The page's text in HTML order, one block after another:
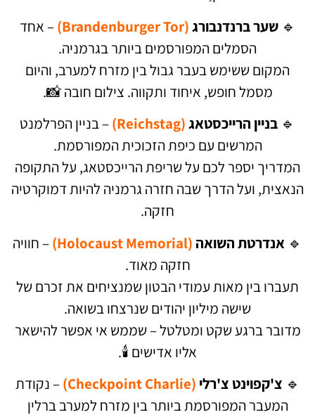
🔹שער ברנדנבורג(Brandenburger Tor)
– אחד
הסמלים המפורסמים ביותר בגרמניה.
המקום ששימש בעבר גבול בין מזרח למערב, והיום
מסמל חופש, איחוד ותקווה. צילום חובה 📸.
🔹 בניין הרייכסטאג(Reichstag)
– בניין הפרלמנט
המרשים עם כיפת הזכוכית המפורסמת.
המדריך יספר לכם על שריפת הרייכסטאג, על התקופה
הנאצית, ועל הדרך שבה חזרה גרמניה להיות דמוקרטיה
חזקה.
🔹 אנדרטת השואה (Holocaust Memorial)
– חוויה
חזקה מאוד.
תעברו בין מאות עמודי הבטון שמנציחים את זכרם של
שישה מיליון יהודים שנרצחו בשואה.
מדובר ברגע שקט ומטלטל – שממש אי אפשר להישאר
אליו אדישים 🕯️.
🔹 צ'קפוינט צ'רלי (Checkpoint Charlie)
– נקודת
המעבר המפורסמת ביותר בין מזרח למערב ברלין